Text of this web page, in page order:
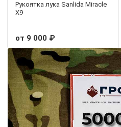
Рукоятка лука Sanlida Miracle
X9
от 9 000 ₽